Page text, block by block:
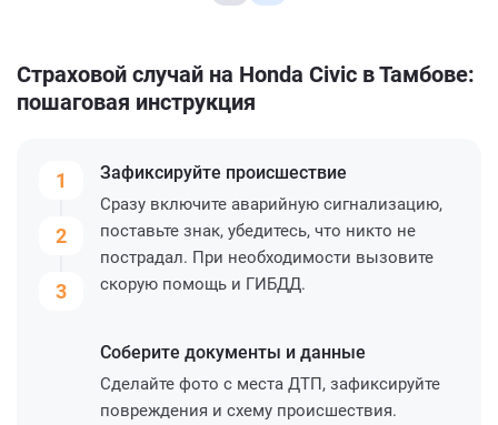
Страховой случай на Honda Civic в Тамбове:
пошаговая инструкция
1
2
3
Зафиксируйте происшествие
Сразу включите аварийную сигнализацию,
поставьте знак, убедитесь, что никто не
пострадал. При необходимости вызовите
скорую помощь и ГИБДД.
Соберите документы и данные
Сделайте фото с места ДТП, зафиксируйте
повреждения и схему происшествия.